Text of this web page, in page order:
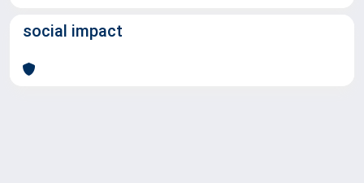
social impact